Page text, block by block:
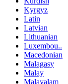
Kyrgyz
Latin
Latvian
Lithuanian
Luxembou..
Macedonian
Malagasy
Malay
Malayalam